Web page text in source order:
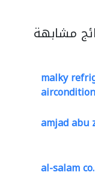
مشابهة
malky
amjad abu
al-salam